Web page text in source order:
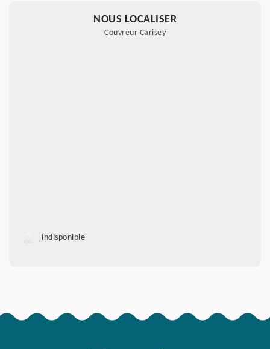
NOUS LOCALISER
Couvreur Carisey
indisponible